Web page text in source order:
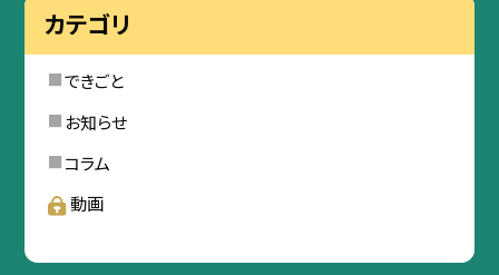
カテゴリ
できごと
お知らせ
コラム
動画